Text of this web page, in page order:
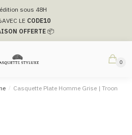
sous 48H
AVEC LE CODE10
OFFERTE📦
0
/ Casquette Plate Homme Grise | Troon